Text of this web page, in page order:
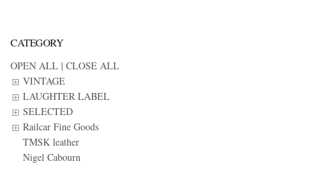
CATEGORY
OPEN ALL | CLOSE ALL
VINTAGE
LAUGHTER LABEL
SELECTED
Railcar Fine Goods
TMSK leather
Nigel Cabourn